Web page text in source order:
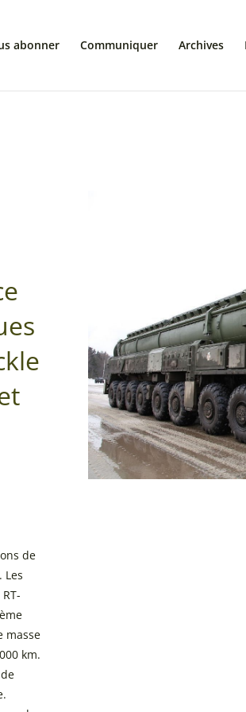
abonner Communiquer Archives
de
Les
masse
km.